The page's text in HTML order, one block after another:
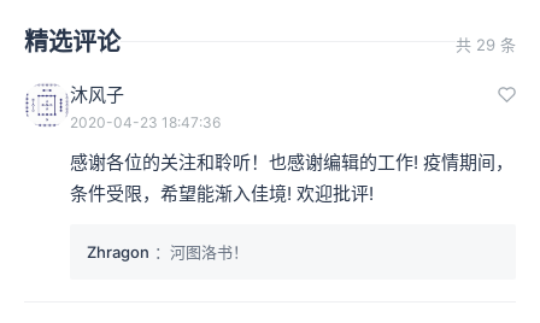
精选评论 共 29 条
沐风子
2020-04-23 18:47:36
感谢各位的关注和聆听！也感谢编辑的工作! 疫情期间，
条件受限，希望能渐入佳境! 欢迎批评!
Zhragon ：河图洛书！